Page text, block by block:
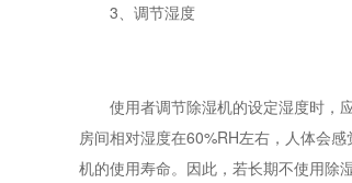
3、调节湿度
使用者调节除湿机的设定湿度时，应
房间相对湿度在60%RH左右，人体会
机的使用寿命。因此，若长期不使用除